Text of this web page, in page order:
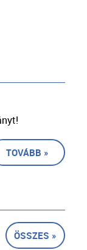
TOVÁBB »
ÖSSZES »